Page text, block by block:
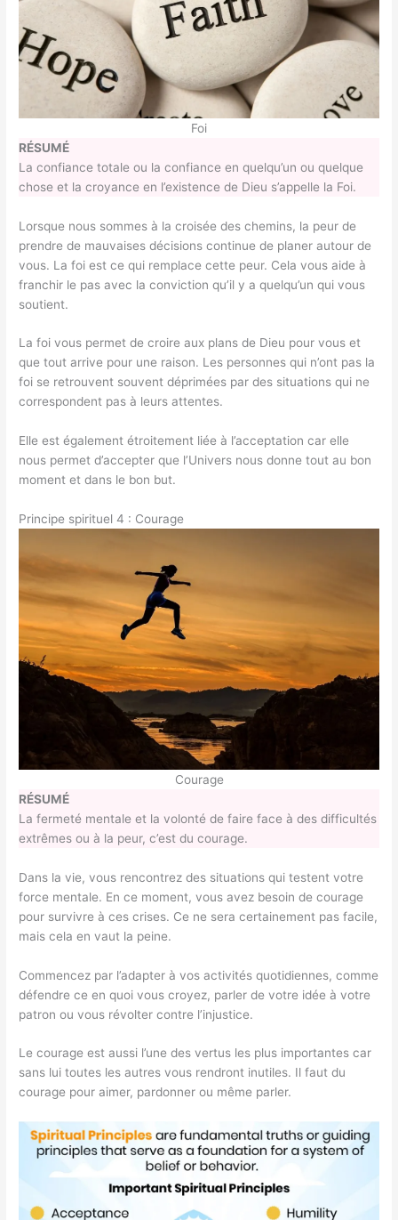
Foi
RÉSUMÉ
La confiance totale ou la confiance en quelqu’un ou quelque
chose et la croyance en l’existence de Dieu s’appelle la Foi.
Lorsque nous sommes à la croisée des chemins, la peur de
prendre de mauvaises décisions continue de planer autour de
vous. La foi est ce qui remplace cette peur. Cela vous aide à
franchir le pas avec la conviction qu’il y a quelqu’un qui vous
soutient.
La foi vous permet de croire aux plans de Dieu pour vous et
que tout arrive pour une raison. Les personnes qui n’ont pas la
foi se retrouvent souvent déprimées par des situations qui ne
correspondent pas à leurs attentes.
Elle est également étroitement liée à l’acceptation car elle
nous permet d’accepter que l’Univers nous donne tout au bon
moment et dans le bon but.
Principe spirituel 4 : Courage
Courage
RÉSUMÉ
La fermeté mentale et la volonté de faire face à des difficultés
extrêmes ou à la peur, c’est du courage.
Dans la vie, vous rencontrez des situations qui testent votre
force mentale. En ce moment, vous avez besoin de courage
pour survivre à ces crises. Ce ne sera certainement pas facile,
mais cela en vaut la peine.
Commencez par l’adapter à vos activités quotidiennes, comme
défendre ce en quoi vous croyez, parler de votre idée à votre
patron ou vous révolter contre l’injustice.
Le courage est aussi l’une des vertus les plus importantes car
sans lui toutes les autres vous rendront inutiles. Il faut du
courage pour aimer, pardonner ou même parler.